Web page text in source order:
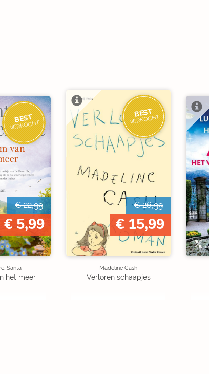
BEST
VERKOCHT
€ 22,99
€ 5,99
Santa
het meer
BEST
VERKOCHT
€ 26,99
€ 15,99
Madeline Cash
Verloren schaapjes